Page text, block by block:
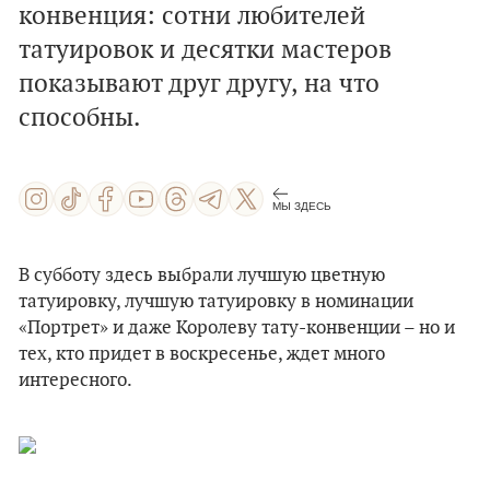
конвенция: сотни любителей
татуировок и десятки мастеров
показывают друг другу, на что
способны.
МЫ ЗДЕСЬ
В субботу здесь выбрали лучшую цветную
татуировку, лучшую татуировку в номинации
«Портрет» и даже Королеву тату-конвенции – но и
тех, кто придет в воскресенье, ждет много
интересного.